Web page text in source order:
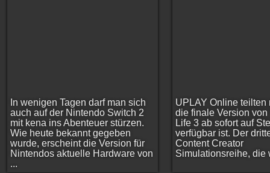
In wenigen Tagen darf man sich
auch auf der Nintendo Switch 2
mit kena ins Abenteuer stürzen.
Wie heute bekannt gegeben
wurde, erscheint die Version für
Nintendos aktuelle Hardware von
...
UPLAY Online teilten
die finale Version von
Life 3 ab sofort auf
verfügbar ist. Der
Content Creator
Simulationsreihe, die